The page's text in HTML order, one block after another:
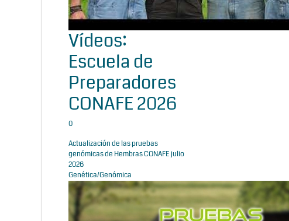
Vídeos:
Escuela de
Preparadores
CONAFE 2026
0
Actualización de las pruebas
genómicas de Hembras CONAFE julio
2026
Genética/Genómica